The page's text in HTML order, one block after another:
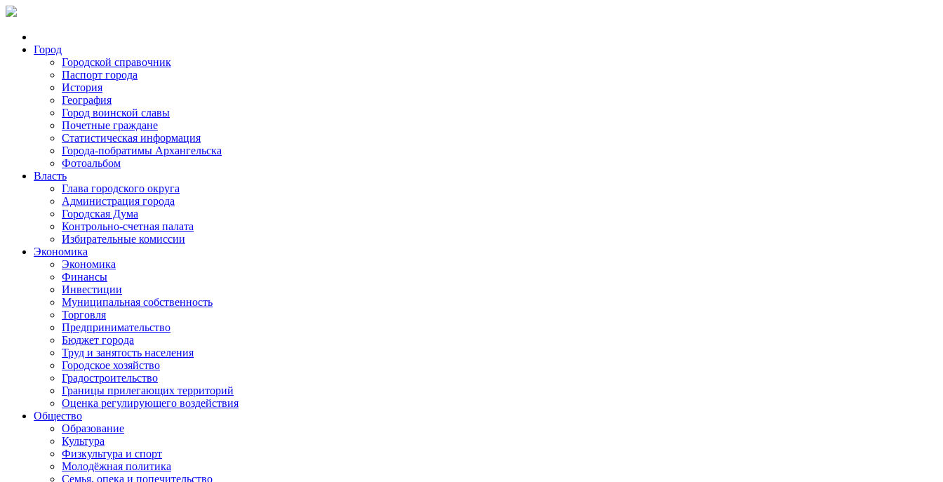
Город
Городской справочник
Паспорт города
История
География
Город воинской славы
Почетные граждане
Статистическая информация
Города-побратимы Архангельска
Фотоальбом
Власть
Глава городского округа
Администрация города
Городская Дума
Контрольно-счетная палата
Избирательные комиссии
Экономика
Экономика
Финансы
Инвестиции
Муниципальная собственность
Торговля
Предпринимательство
Бюджет города
Труд и занятость населения
Городское хозяйство
Градостроительство
Границы прилегающих территорий
Оценка регулирующего воздействия
Общество
Образование
Культура
Физкультура и спорт
Молодёжная политика
Семья, опека и попечительство